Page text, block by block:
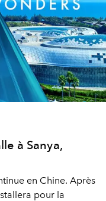
à Sanya,
en Chine. Après
pour la